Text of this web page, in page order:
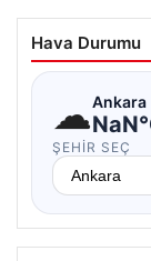
Hava Durumu
☁Ankara
ŞEHIR SEÇ